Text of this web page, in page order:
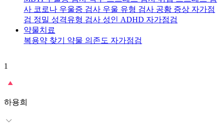
사 코로나 우울증 검사 우울 유형 검사 공황 증상 자가점
검 정밀 성격유형 검사 성인 ADHD 자가점검
약물치료
복용약 찾기 약물 의존도 자가점검
1
하용희